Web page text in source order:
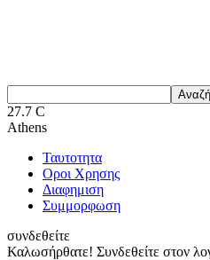
27.7 C
Athens
Ταυτοτητα
Οροι Χρησης
Διαφημιση
Συμμορφωση
συνδεθείτε
Καλωσήρθατε! Συνδεθείτε στον